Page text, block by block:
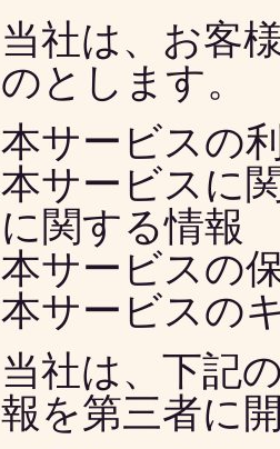
当社は、お客
のとします。
本サービスの
本サービスに
に関する情報
本サービスの
本サービスの
当社は、下記
報を第三者に